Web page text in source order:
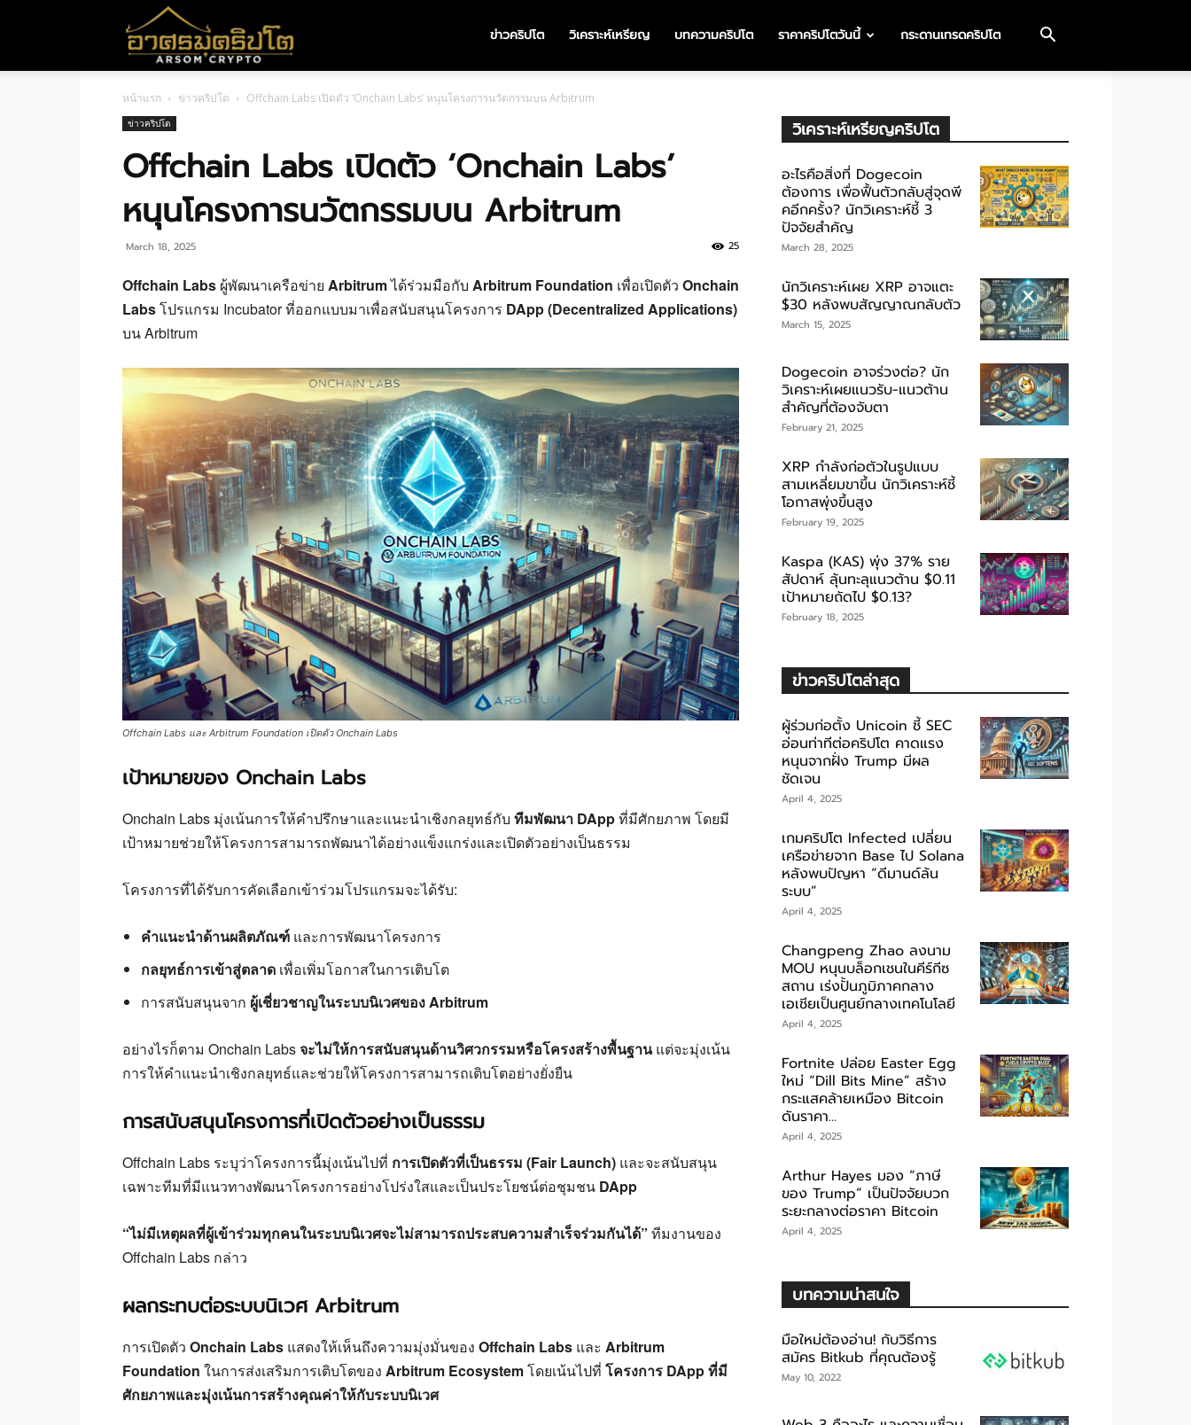
ศร
มค
ปโต
ข่าวคริปโต วิเคราะห์เหรียญ บทความคริปโต ราคาคริปโตวันนี้ กระดานเทรดคริปโต
หน้าแรก ข่าวคริปโต Offchain Labs เปิดตัว ‘Onchain Labs’ หนุนโครงการนวัตกรรมบน Arbitrum
ข่าวคริปโต
Offchain Labs เปิดตัว ‘Onchain Labs’
หนุนโครงการนวัตกรรมบน Arbitrum
March 18, 2025 25
Offchain Labs ผู้พัฒนาเครือข่าย Arbitrumได้ร่วมมือกับ Arbitrum Foundation เพื่อเปิดตัว Onchain
Labsโปรแกรม Incubator ที่ออกแบบมาเพื่อสนับสนุนโครงการ DApp (Decentralized Applications)
บน Arbitrum
Offchain Labs และ Arbitrum Foundation เปิดตัว Onchain Labs
เป้าหมายของ Onchain Labs
Onchain Labs มุ่งเน้นการให้คำปรึกษาและแนะนำเชิงกลยุทธ์กับ ทีมพัฒนา DAppที่มีศักยภาพ โดยมี
เป้าหมายช่วยให้โครงการสามารถพัฒนาได้อย่างแข็งแกร่งและเปิดตัวอย่างเป็นธรรม
โครงการที่ได้รับการคัดเลือกเข้าร่วมโปรแกรมจะได้รับ:
คำแนะนำด้านผลิตภัณฑ์ และการพัฒนาโครงการ
กลยุทธ์การเข้าสู่ตลาด เพื่อเพิ่มโอกาสในการเติบโต
การสนับสนุนจาก ผู้เชี่ยวชาญในระบบนิเวศของ Arbitrum
อย่างไรก็ตาม Onchain Labsจะไม่ให้การสนับสนุนด้านวิศวกรรมหรือโครงสร้างพื้นฐานแต่จะมุ่งเน้น
การให้คำแนะนำเชิงกลยุทธ์และช่วยให้โครงการสามารถเติบโตอย่างยั่งยืน
การสนับสนุนโครงการที่เปิดตัวอย่างเป็นธรรม
Offchain Labs ระบุว่าโครงการนี้มุ่งเน้นไปที่ การเปิดตัวที่เป็นธรรม (Fair Launch) และจะสนับสนุน
เฉพาะทีมที่มีแนวทางพัฒนาโครงการอย่างโปร่งใสและเป็นประโยชน์ต่อชุมชน DApp
“ไม่มีเหตุผลที่ผู้เข้าร่วมทุกคนในระบบนิเวศจะไม่สามารถประสบความสำเร็จร่วมกันได้” ทีมงานของ
Offchain Labs กล่าว
ผลกระทบต่อระบบนิเวศ Arbitrum
การเปิดตัว Onchain Labs แสดงให้เห็นถึงความมุ่งมั่นของ Offchain Labs และ Arbitrum
Foundation ในการส่งเสริมการเติบโตของ Arbitrum Ecosystemโดยเน้นไปที่ โครงการ DApp ที่มี
ศักยภาพและมุ่งเน้นการสร้างคุณค่าให้กับระบบนิเวศ
วิเคราะห์เหรียญคริปโต
อะไรคือสิ่งที่ Dogecoin
ต้องการ เพื่อฟื้นตัวกลับสู่จุดพี
คอีกครั้ง? นักวิเคราะห์ชี้ 3
ปัจจัยสำคัญ
March 28, 2025
นักวิเคราะห์เผย XRP อาจแตะ
$30 หลังพบสัญญาณกลับตัว
March 15, 2025
Dogecoin อาจร่วงต่อ? นัก
วิเคราะห์เผยแนวรับ-แนวต้าน
สำคัญที่ต้องจับตา
February 21, 2025
XRP กำลังก่อตัวในรูปแบบ
สามเหลี่ยมขาขึ้น นักวิเคราะห์ชี้
โอกาสพุ่งขึ้นสูง
February 19, 2025
Kaspa (KAS) พุ่ง 37% ราย
สัปดาห์ ลุ้นทะลุแนวต้าน $0.11
เป้าหมายถัดไป $0.13?
February 18, 2025
ข่าวคริปโตล่าสุด
ผู้ร่วมก่อตั้ง Unicoin ชี้ SEC
อ่อนท่าทีต่อคริปโต คาดแรง
หนุนจากฝั่ง Trump มีผล
ชัดเจน
April 4, 2025
เกมคริปโต Infected เปลี่ยน
เครือข่ายจาก Base ไป Solana
หลังพบปัญหา “ดีมานด์ล้น
ระบบ”
April 4, 2025
Changpeng Zhao ลงนาม
MOU หนุนบล็อกเชนในคีร์กีซ
สถาน เร่งปั้นภูมิภาคกลาง
เอเชียเป็นศูนย์กลางเทคโนโลยี
April 4, 2025
Fortnite ปล่อย Easter Egg
ใหม่ “Dill Bits Mine” สร้าง
กระแสคล้ายเหมือง Bitcoin
ดันราคา...
April 4, 2025
Arthur Hayes มอง “ภาษี
ของ Trump” เป็นปัจจัยบวก
ระยะกลางต่อราคา Bitcoin
April 4, 2025
บทความน่าสนใจ
มือใหม่ต้องอ่าน! กับวิธีการ
สมัคร Bitkub ที่คุณต้องรู้
May 10, 2022